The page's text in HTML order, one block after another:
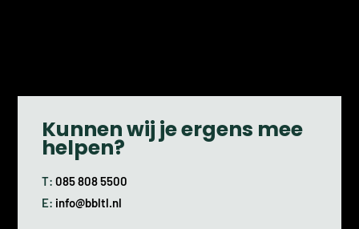
Kunnen wij je ergens mee
helpen?
T: 085 808 5500
E: info@bbltl.nl